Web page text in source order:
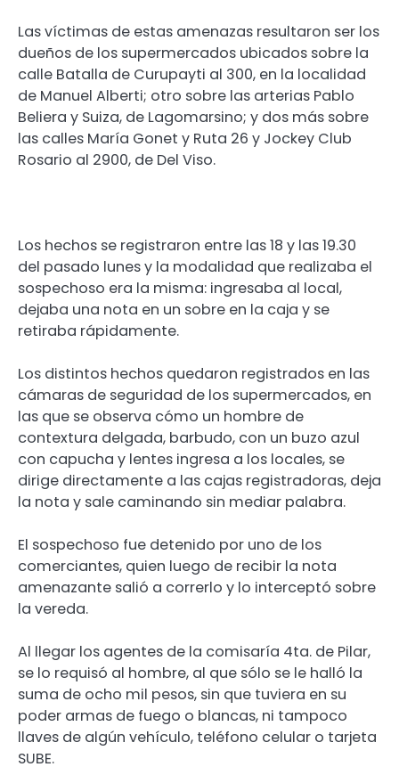
Las víctimas de estas amenazas resultaron ser los
dueños de los supermercados ubicados sobre la
calle Batalla de Curupayti al 300, en la localidad
de Manuel Alberti; otro sobre las arterias Pablo
Beliera y Suiza, de Lagomarsino; y dos más sobre
las calles María Gonet y Ruta 26 y Jockey Club
Rosario al 2900, de Del Viso.
Los hechos se registraron entre las 18 y las 19.30
del pasado lunes y la modalidad que realizaba el
sospechoso era la misma: ingresaba al local,
dejaba una nota en un sobre en la caja y se
retiraba rápidamente.
Los distintos hechos quedaron registrados en las
cámaras de seguridad de los supermercados, en
las que se observa cómo un hombre de
contextura delgada, barbudo, con un buzo azul
con capucha y lentes ingresa a los locales, se
dirige directamente a las cajas registradoras, deja
la nota y sale caminando sin mediar palabra.
El sospechoso fue detenido por uno de los
comerciantes, quien luego de recibir la nota
amenazante salió a correrlo y lo interceptó sobre
la vereda.
Al llegar los agentes de la comisaría 4ta. de Pilar,
se lo requisó al hombre, al que sólo se le halló la
suma de ocho mil pesos, sin que tuviera en su
poder armas de fuego o blancas, ni tampoco
llaves de algún vehículo, teléfono celular o tarjeta
SUBE.